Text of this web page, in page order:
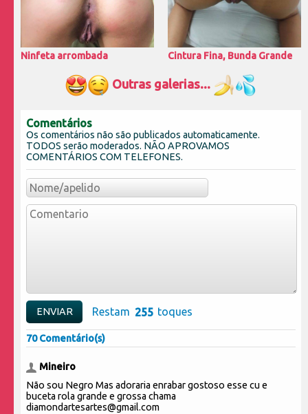
Ninfeta arrombada Cintura Fina, Bunda Grande
Outras galerias...
Comentários
Os comentários não são publicados automaticamente.
TODOS serão moderados. NÃO APROVAMOS
COMENTÁRIOS COM TELEFONES.
Restam toques
70 Comentário(s)
Mineiro
Não sou Negro Mas adoraria enrabar gostoso esse cu e
buceta rola grande e grossa chama
diamondartesartes@gmail.com